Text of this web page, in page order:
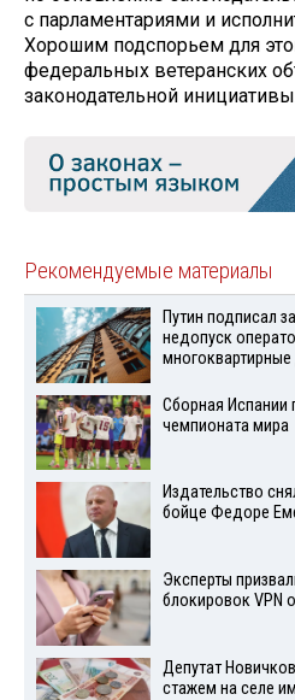
с парламентариями и
Хорошим подспорьем для
федеральных ветеранских
законодательной
Рекомендуемые материалы
Путин подписал
недопуск
Сборная Испании
чемпионата мира
Издательство
бойце Федоре
Эксперты
блокировок VPN
Депутат
стажем на селе